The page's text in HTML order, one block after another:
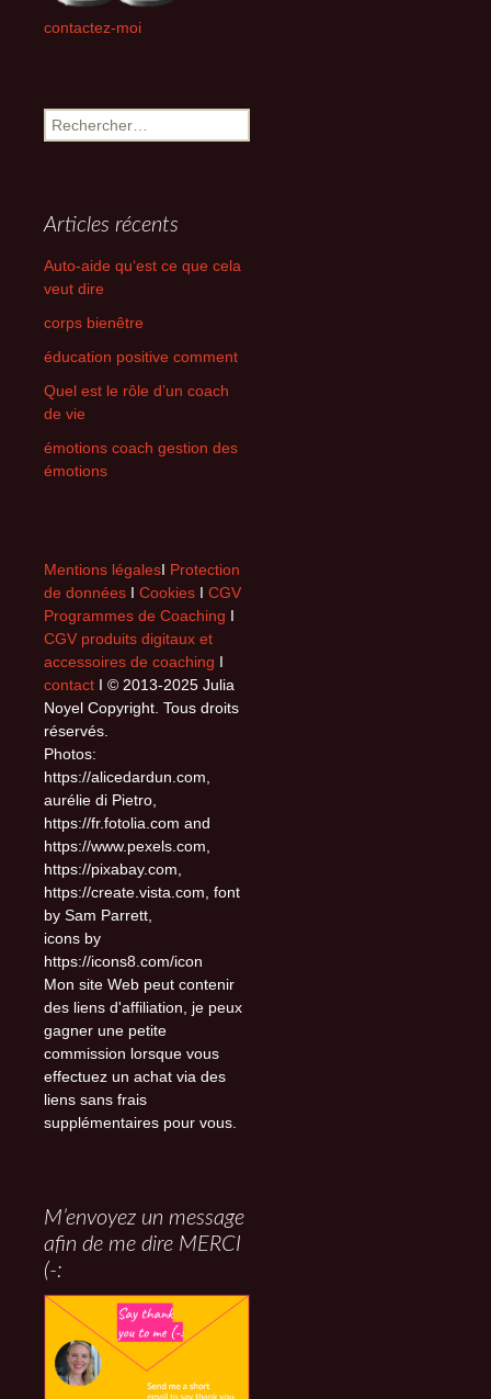
contactez-moi
Rechercher :
Articles récents
Auto-aide qu‘est ce que cela
veut dire
corps bienêtre
éducation positive comment
Quel est le rôle d’un coach
de vie
émotions coach gestion des
émotions
Mentions légalesI Protection
de données I Cookies I CGV
Programmes de Coaching I
CGV produits digitaux et
accessoires de coaching I
contact I © 2013-2025 Julia
Noyel Copyright. Tous droits
réservés.
Photos:
https://alicedardun.com,
aurélie di Pietro,
https://fr.fotolia.com and
https://www.pexels.com,
https://pixabay.com,
https://create.vista.com, font
by Sam Parrett,
icons by
https://icons8.com/icon
Mon site Web peut contenir
des liens d'affiliation, je peux
gagner une petite
commission lorsque vous
effectuez un achat via des
liens sans frais
supplémentaires pour vous.
M’envoyez un message
afin de me dire MERCI
(-: